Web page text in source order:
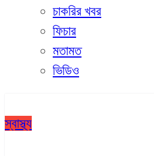
চাকরির খবর
ফিচার
মতামত
ভিডিও
স্বাস্থ্য